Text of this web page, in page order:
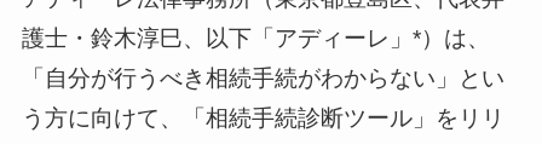
護士・鈴木淳巳、以下「アディーレ」*）は、
「自分が行うべき相続手続がわからない」とい
う方に向けて、「相続手続診断ツール」をリリ